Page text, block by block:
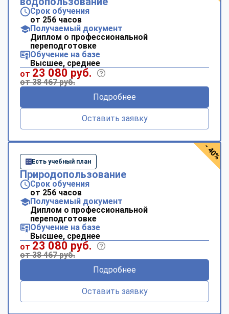
Срок обучения
от 256 часов
Получаемый документ
Диплом о профессиональной
переподготовке
Обучение на базе
Высшее, среднее
от 23 080 руб.
от 38 467 руб.
Подробнее
Оставить заявку
Есть учебный план
Природопользование
Срок обучения
от 256 часов
Получаемый документ
Диплом о профессиональной
переподготовке
Обучение на базе
Высшее, среднее
от 23 080 руб.
от 38 467 руб.
Подробнее
Оставить заявку
- 40%